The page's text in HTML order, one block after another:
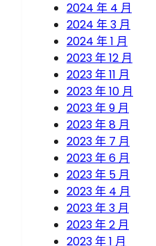
2024 年 4 月
2024 年 3 月
2024 年 1 月
2023 年 12 月
2023 年 11 月
2023 年 10 月
2023 年 9 月
2023 年 8 月
2023 年 7 月
2023 年 6 月
2023 年 5 月
2023 年 4 月
2023 年 3 月
2023 年 2 月
2023 年 1 月